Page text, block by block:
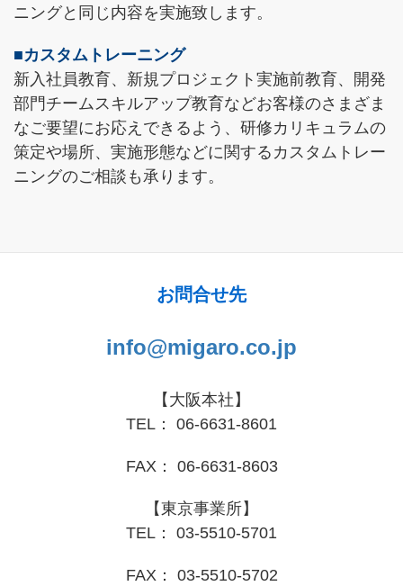
ニングと同じ内容を実施致します。
■カスタムトレーニング
新入社員教育、新規プロジェクト実施前教育、開発
部門チームスキルアップ教育などお客様のさまざま
なご要望にお応えできるよう、研修カリキュラムの
策定や場所、実施形態などに関するカスタムトレー
ニングのご相談も承ります。
お問合せ先
info@migaro.co.jp
【大阪本社】
TEL： 06-6631-8601
FAX： 06-6631-8603
【東京事業所】
TEL： 03-5510-5701
FAX： 03-5510-5702